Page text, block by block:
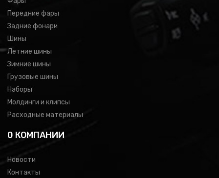
Передние фары
Задние фонари
Шины
Летние шины
Зимние шины
Грузовые шины
Наборы
Молдинги и клипсы
Расходные материалы
0 КОМПАНИИ
Новости
Контакты